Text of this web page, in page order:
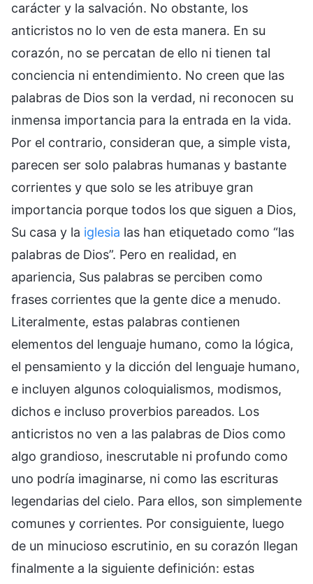
carácter y la salvación. No obstante, los
anticristos no lo ven de esta manera. En su
corazón, no se percatan de ello ni tienen tal
conciencia ni entendimiento. No creen que las
palabras de Dios son la verdad, ni reconocen su
inmensa importancia para la entrada en la vida.
Por el contrario, consideran que, a simple vista,
parecen ser solo palabras humanas y bastante
corrientes y que solo se les atribuye gran
importancia porque todos los que siguen a Dios,
Su casa y la iglesia las han etiquetado como “las
palabras de Dios”. Pero en realidad, en
apariencia, Sus palabras se perciben como
frases corrientes que la gente dice a menudo.
Literalmente, estas palabras contienen
elementos del lenguaje humano, como la lógica,
el pensamiento y la dicción del lenguaje humano,
e incluyen algunos coloquialismos, modismos,
dichos e incluso proverbios pareados. Los
anticristos no ven a las palabras de Dios como
algo grandioso, inescrutable ni profundo como
uno podría imaginarse, ni como las escrituras
legendarias del cielo. Para ellos, son simplemente
comunes y corrientes. Por consiguiente, luego
de un minucioso escrutinio, en su corazón llegan
finalmente a la siguiente definición: estas